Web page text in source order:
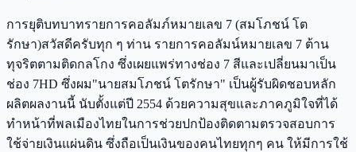
การยุติบทบาทรายการคอลัมภ์หมายเลข 7 (สมโภชน์ โต
รักษา)สวัสดีครับทุก ๆ ท่าน รายการคอลัมน์หมายเลข 7 ต้าน
ทุจริตตามติดกลโกง ซึ่งเผยแพร่ทางช่อง 7 สีและเปลี่ยนมาเป็น
ช่อง 7HD ซึ่งผม"นายสมโภชน์ โตรักษา" เป็นผู้รับผิดชอบหลัก
ผลิตผลงานนี้ นับตั้งแต่ปี 2554 ด้วยความสุขและภาคภูมิใจที่ได้
ทำหน้าที่พลเมืองไทยในการช่วยปกป้องติดตามตรวจสอบการ
ใช้จ่ายเงินแผ่นดิน ซึ่งถือเป็นเงินของคนไทยทุกๆ คน ให้มีการใช้